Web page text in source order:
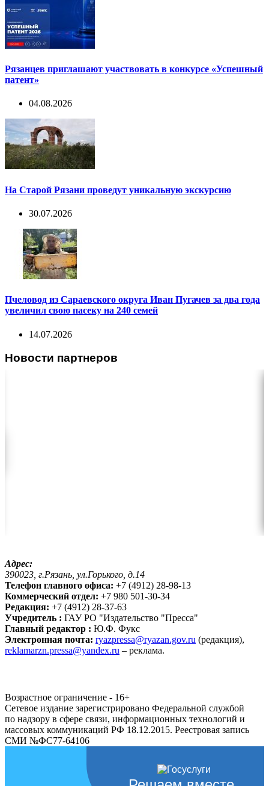
Рязанцев приглашают участвовать в конкурсе «Успешный
патент»
04.08.2026
На Старой Рязани проведут уникальную экскурсию
30.07.2026
Пчеловод из Сараевского округа Иван Пугачев за два года
увеличил свою пасеку на 240 семей
14.07.2026
Новости партнеров
Адрес:
390023, г.Рязань, ул.Горького, д.14
Телефон главного офиса: +7 (4912) 28-98-13
Коммерческий отдел: +7 980 501-30-34
Редакция: +7 (4912) 28-37-63
Учредитель : ГАУ РО "Издательство "Пресса"
Главный редактор : Ю.Ф. Фукс
Электронная почта: ryazpressa@ryazan.gov.ru (редакция),
reklamarzn.pressa@yandex.ru – реклама.
Возрастное ограничение - 16+
Сетевое издание зарегистрировано Федеральной службой
по надзору в сфере связи, информационных технологий и
массовых коммуникаций РФ 18.12.2015. Реестровая запись
СМИ №ФС77-64106